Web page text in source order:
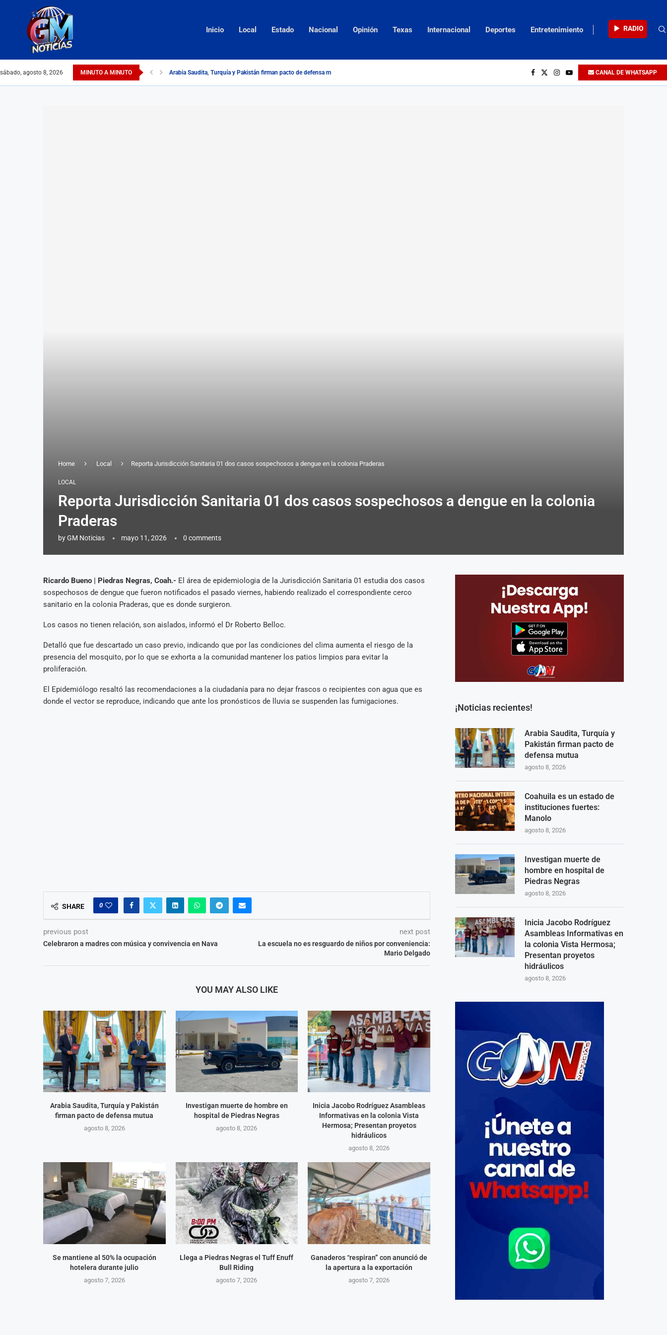
Inicio Local Estado Nacional Opinión Texas Internacional Deportes Entretenimiento RADIO
sábado, agosto 8, 2026 MINUTO A MINUTO Arabia Saudita, Turquía y Pakistán firman pacto de defensa mutua CANAL DE WHATSAPP
Home Local Reporta Jurisdicción Sanitaria 01 dos casos sospechosos a dengue en la colonia Praderas
LOCAL
Reporta Jurisdicción Sanitaria 01 dos casos sospechosos a dengue en la colonia
Praderas
byGM Noticias mayo 11, 2026 0 comments
Ricardo Bueno | Piedras Negras, Coah.- El área de epidemiologia de la Jurisdicción Sanitaria 01 estudia dos casos
sospechosos de dengue que fueron notificados el pasado viernes, habiendo realizado el correspondiente cerco
sanitario en la colonia Praderas, que es donde surgieron.
Los casos no tienen relación, son aislados, informó el Dr Roberto Belloc.
Detalló que fue descartado un caso previo, indicando que por las condiciones del clima aumenta el riesgo de la
presencia del mosquito, por lo que se exhorta a la comunidad mantener los patios limpios para evitar la
proliferación.
El Epidemiólogo resaltó las recomendaciones a la ciudadanía para no dejar frascos o recipientes con agua que es
donde el vector se reproduce, indicando que ante los pronósticos de lluvia se suspenden las fumigaciones.
SHARE 0
previous post
Celebraron a madres con música y convivencia en Nava
next post
La escuela no es resguardo de niños por conveniencia:
Mario Delgado
YOU MAY ALSO LIKE
Arabia Saudita, Turquía y Pakistán
firman pacto de defensa mutua
agosto 8, 2026
Investigan muerte de hombre en
hospital de Piedras Negras
agosto 8, 2026
Inicia Jacobo Rodríguez Asambleas
Informativas en la colonia Vista
Hermosa; Presentan proyetos
hidráulicos
agosto 8, 2026
Se mantiene al 50% la ocupación
hotelera durante julio
agosto 7, 2026
Llega a Piedras Negras el Tuff Enuff
Bull Riding
agosto 7, 2026
Ganaderos “respiran” con anunció de
la apertura a la exportación
agosto 7, 2026
¡Noticias recientes!
Arabia Saudita, Turquía y
Pakistán firman pacto de
defensa mutua
agosto 8, 2026
Coahuila es un estado de
instituciones fuertes:
Manolo
agosto 8, 2026
Investigan muerte de
hombre en hospital de
Piedras Negras
agosto 8, 2026
Inicia Jacobo Rodríguez
Asambleas Informativas en
la colonia Vista Hermosa;
Presentan proyetos
hidráulicos
agosto 8, 2026